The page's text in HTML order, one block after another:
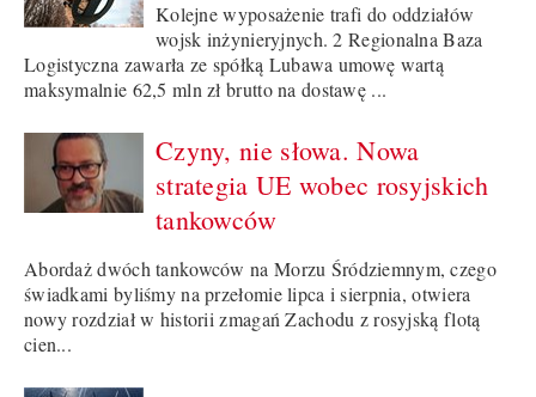
Kolejne wyposażenie trafi do oddziałów
wojsk inżynieryjnych. 2 Regionalna Baza
Logistyczna zawarła ze spółką Lubawa umowę wartą
maksymalnie 62,5 mln zł brutto na dostawę ...
Czyny, nie słowa. Nowa
strategia UE wobec rosyjskich
tankowców
Abordaż dwóch tankowców na Morzu Śródziemnym, czego
świadkami byliśmy na przełomie lipca i sierpnia, otwiera
nowy rozdział w historii zmagań Zachodu z rosyjską flotą
cien...